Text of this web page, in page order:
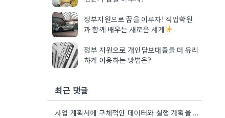
정부지원으로 꿈을 이루자! 직업학원
과 함께 배우는 새로운 세계
정부 지원으로 개인담보대출을 더 유리
하게 이용하는 방법은?
최근 댓글
사업 계획서에 구체적인 데이터와 실행 계획을 포함하는 게 핵심이네요. 제가 비슷한 경험이 있어서, 단순히 아이디어를…